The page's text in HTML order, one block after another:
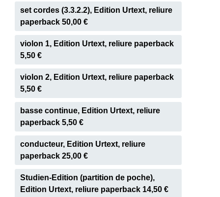
set cordes (3.3.2.2), Edition Urtext, reliure
paperback 50,00 €
violon 1, Edition Urtext, reliure paperback
5,50 €
violon 2, Edition Urtext, reliure paperback
5,50 €
basse continue, Edition Urtext, reliure
paperback 5,50 €
conducteur, Edition Urtext, reliure
paperback 25,00 €
Studien-Edition (partition de poche),
Edition Urtext, reliure paperback 14,50 €